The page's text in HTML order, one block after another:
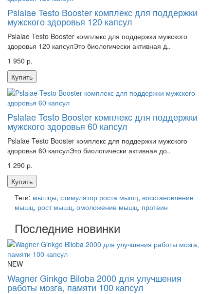
Pslalae Testo Booster комплекс для поддержки
мужского здоровья 120 капсул
Pslalae Testo Booster комплекс для поддержки мужского
здоровья 120 капсулЭто биологически активная д..
1 950 р.
Купить
Pslalae Testo Booster комплекс для поддержки
мужского здоровья 60 капсул
Pslalae Testo Booster комплекс для поддержки мужского
здоровья 60 капсулЭто биологически активная до..
1 290 р.
Купить
Теги: мышцы, стимулятор роста мышц, восстановление
мышц, рост мышц, омоложение мышц, протеин
Последние новинки
NEW
Wagner Ginkgo Biloba 2000 для улучшения
работы мозга, памяти 100 капсул